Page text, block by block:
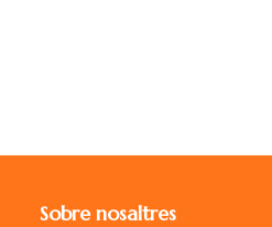
Sobre nosaltres